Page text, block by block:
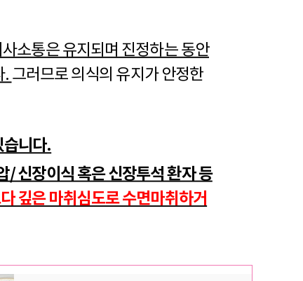
소통은 유지되며 진정하는 동안
. 그러므로 의식의 유지가 안정한
습니다.
신장이식 혹은 신장투석 환자 등
깊은 마취심도로 수면마취하거